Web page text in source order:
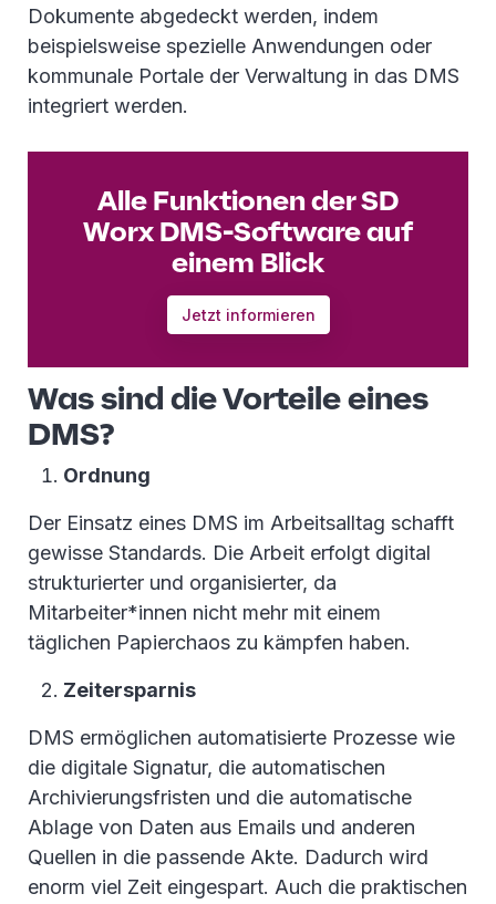
Dokumente abgedeckt werden, indem
beispielsweise spezielle Anwendungen oder
kommunale Portale der Verwaltung in das DMS
integriert werden.
Alle Funktionen der SD
Worx DMS-Software auf
einem Blick
Jetzt informieren
Was sind die Vorteile eines
DMS?
Ordnung
Der Einsatz eines DMS im Arbeitsalltag schafft
gewisse Standards. Die Arbeit erfolgt digital
strukturierter und organisierter, da
Mitarbeiter*innen nicht mehr mit einem
täglichen Papierchaos zu kämpfen haben.
Zeitersparnis
DMS ermöglichen automatisierte Prozesse wie
die digitale Signatur, die automatischen
Archivierungsfristen und die automatische
Ablage von Daten aus Emails und anderen
Quellen in die passende Akte. Dadurch wird
enorm viel Zeit eingespart. Auch die praktischen